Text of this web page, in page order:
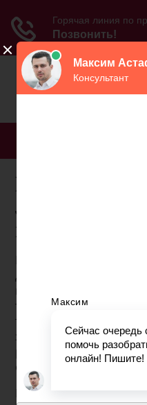
Кто имеет
льготную
пенсию
деятельности, которая
психоэмоциональные
трудоспособности.
также то, что защита
значение, в России
ряд льгот и
относительно ранний
При этом лица,